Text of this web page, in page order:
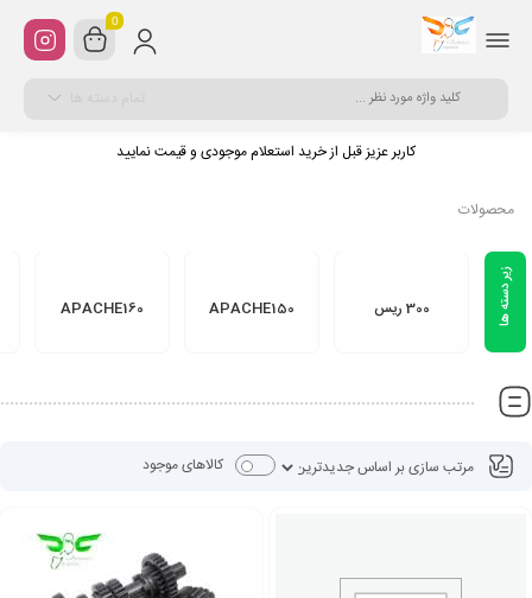
0
کاربر عزیز قبل از خرید استعلام موجودی و قیمت نمایید
محصولات
300 ریس APACHE150
APACHE160
کالاهای موجود